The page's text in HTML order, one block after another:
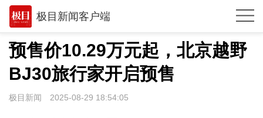
极目新闻客户端
推荐
观点
时政
预售价10.29万元起，北京越野
BJ30旅行家开启预售
极目新闻 2025-08-29 18:54:05